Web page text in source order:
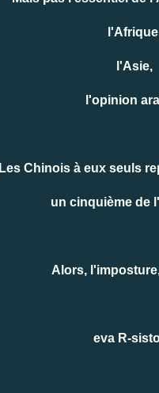
l'Asie,
l'opinion
Les Chinois à eux seuls
un cinquième de
Alors,
eva R-